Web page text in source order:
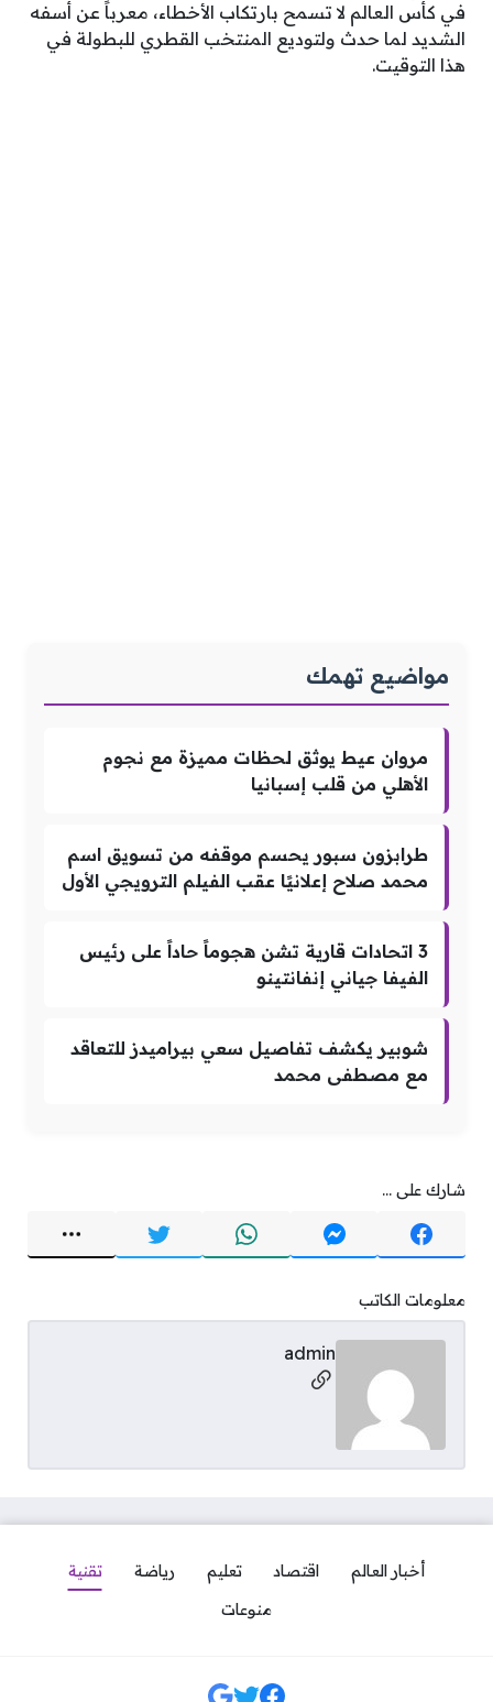
في كأس العالم لا تسمح بارتكاب الأخطاء، معرباً عن أسفه
الشديد لما حدث ولتوديع المنتخب القطري للبطولة في
هذا التوقيت.
مواضيع تهمك
مروان عيط يوثق لحظات مميزة مع نجوم
الأهلي من قلب إسبانيا
طرابزون سبور يحسم موقفه من تسويق اسم
محمد صلاح إعلانيًا عقب الفيلم الترويجي الأول
3 اتحادات قارية تشن هجوماً حاداً على رئيس
الفيفا جياني إنفانتينو
شوبير يكشف تفاصيل سعي بيراميدز للتعاقد
مع مصطفى محمد
شارك على ...
معلومات الكاتب
admin
مواقع التواصل
أخبار العالم اقتصاد تعليم رياضة
تقنية
منوعات